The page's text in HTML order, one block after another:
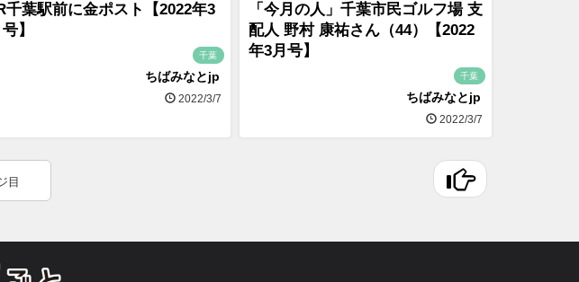
千葉駅前に金ポスト【2022年3
】
千葉
ちばみなとjp
2022/3/7
「今月の人」千葉市民ゴルフ場 支
配人 野村 康祐さん（44）【2022
年3月号】
千葉
ちばみなとjp
2022/3/7
目